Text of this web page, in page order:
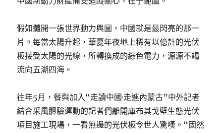
假如攤開一張世界動力輿圖，中國就是最閃亮的那一
片。每當太陽升起，華夏年夜地上稀有以億計的光伏
板接受太陽的光線，所轉換成的綠色電力，源源不竭
流向五湖四海。
往年5月，餐與加入“走讀中國·走進內蒙古”中外記者
結合采風體驗運動的記者們離開庫布其戈壁生態光伏
項目施工現場，一看無邊的光伏板令世人驚嘆。“固然